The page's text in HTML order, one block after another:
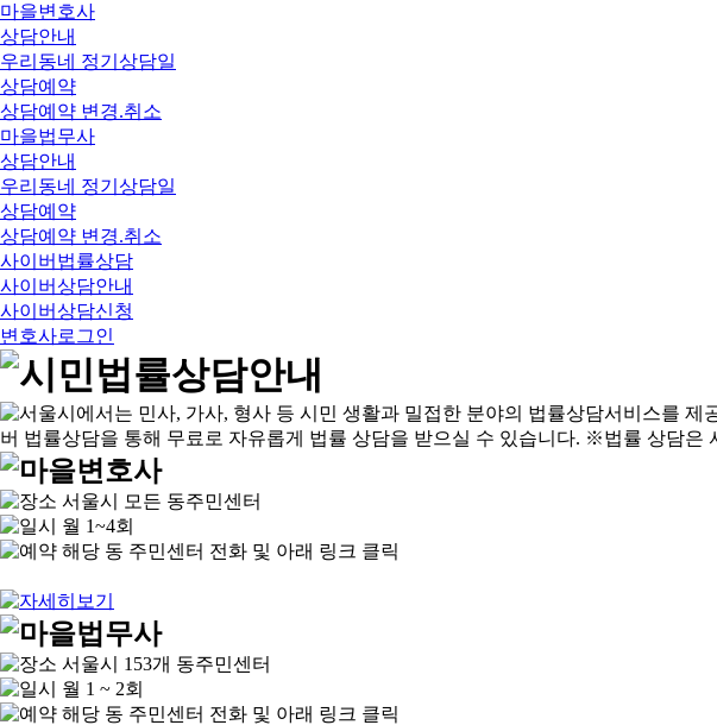
마을변호사
상담안내
우리동네 정기상담일
상담예약
상담예약 변경.취소
마을법무사
상담안내
우리동네 정기상담일
상담예약
상담예약 변경.취소
사이버법률상담
사이버상담안내
사이버상담신청
변호사로그인
서울시 모든 동주민센터
월 1~4회
해당 동 주민센터 전화 및 아래 링크 클릭
서울시 153개 동주민센터
월 1 ~ 2회
해당 동 주민센터 전화 및 아래 링크 클릭